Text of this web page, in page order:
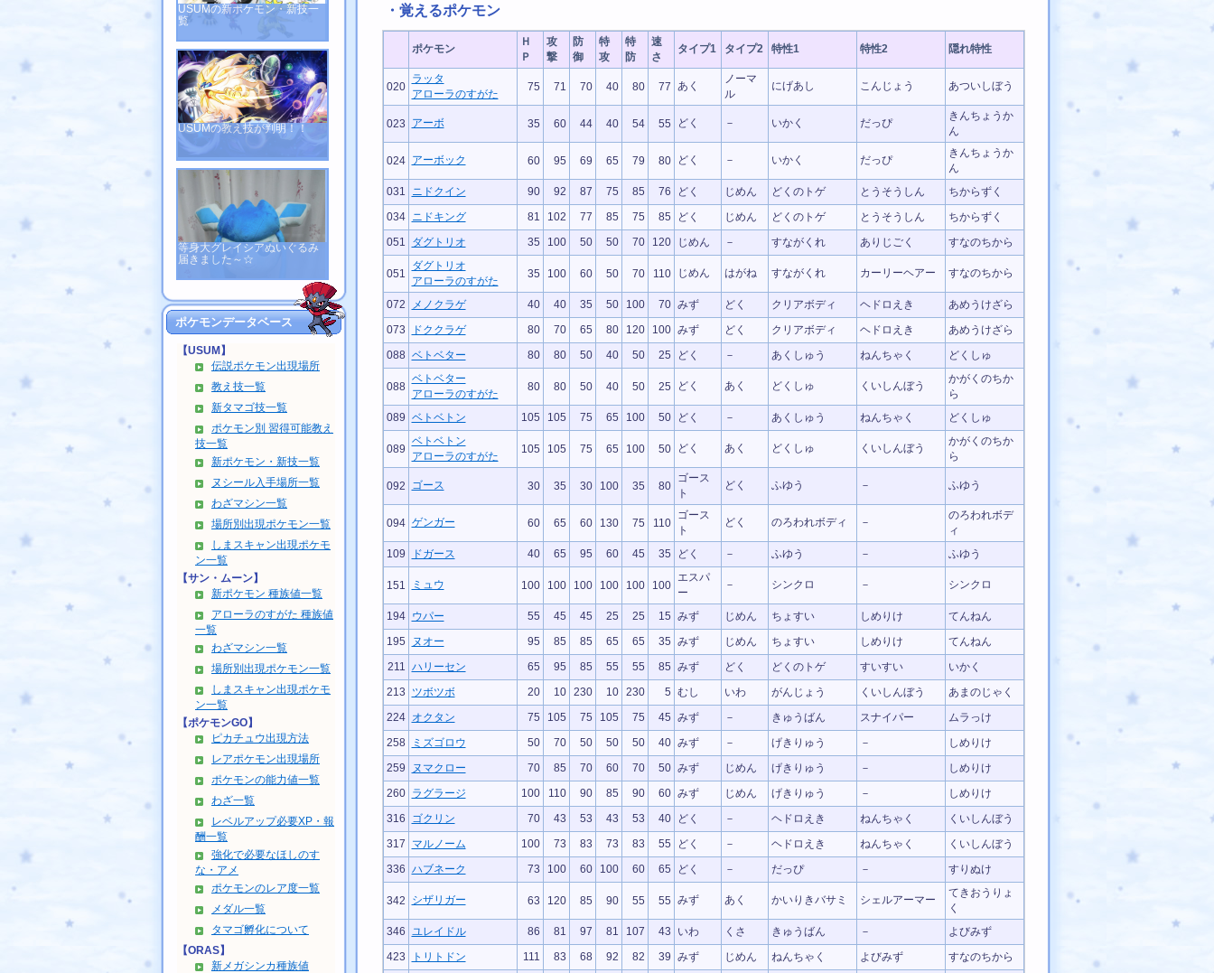
USUMの新ポケモン・新技一
覧
USUMの教え技が判明！！
等身大グレイシアぬいぐるみ
届きました～☆
ポケモンデータベース
【USUM】
伝説ポケモン出現場所
教え技一覧
新タマゴ技一覧
ポケモン別 習得可能教え
技一覧
新ポケモン・新技一覧
ヌシール入手場所一覧
わざマシン一覧
場所別出現ポケモン一覧
しまスキャン出現ポケモ
ン一覧
【サン・ムーン】
新ポケモン 種族値一覧
アローラのすがた 種族値
一覧
わざマシン一覧
場所別出現ポケモン一覧
しまスキャン出現ポケモ
ン一覧
【ポケモンGO】
ピカチュウ出現方法
レアポケモン出現場所
ポケモンの能力値一覧
わざ一覧
レベルアップ必要XP・報
酬一覧
強化で必要なほしのす
な・アメ
ポケモンのレア度一覧
メダル一覧
タマゴ孵化について
【ORAS】
新メガシンカ種族値
・覚えるポケモン
ポケモン
Ｈ
Ｐ
攻
撃
防
御
特
攻
特
防
速
さ
タイプ1 タイプ2 特性1 特性2 隠れ特性
020
ラッタ
アローラのすがた
75 71 70 40 80 77 あく
ノーマ
ル
にげあし こんじょう あついしぼう
023 アーボ 35 60 44 40 54 55 どく － いかく だっぴ
きんちょうか
ん
024 アーボック 60 95 69 65 79 80 どく － いかく だっぴ
きんちょうか
ん
031
ニドクイン 90 92 87 75 85 76 どく じめん どくのトゲ とうそうしん
ちからずく
034
ニドキング 81 102 77 85 75 85 どく じめん どくのトゲ とうそうしん
ちからずく
051
ダグトリオ 35 100 50 50 70 120 じめん － すながくれ ありじごく すなのちから
051
ダグトリオ
アローラのすがた
35 100 60 50 70 110 じめん はがね すながくれ カーリーヘアー すなのちから
072 メノクラゲ 40 40 35 50 100 70 みず どく クリアボディ ヘドロえき
あめうけざら
073
ドククラゲ 80 70 65 80 120 100 みず どく クリアボディ ヘドロえき
あめうけざら
088 ベトベター 80 80 50 40 50 25 どく － あくしゅう ねんちゃく どくしゅ
088
ベトベター
アローラのすがた
80 80 50 40 50 25 どく あく どくしゅ くいしんぼう
かがくのちか
ら
089 ベトベトン 105 105 75 65 100 50 どく － あくしゅう ねんちゃく どくしゅ
089
ベトベトン
アローラのすがた
105 105 75 65 100 50 どく あく どくしゅ くいしんぼう
かがくのちか
ら
092 ゴース 30 35 30 100 35 80
ゴース
ト
どく ふゆう － ふゆう
094 ゲンガー 60 65 60 130 75 110
ゴース
ト
どく のろわれボディ －
のろわれボデ
ィ
109
ドガース 40 65 95 60 45 35 どく － ふゆう － ふゆう
151 ミュウ 100 100 100 100 100 100
エスパ
ー
－ シンクロ － シンクロ
194 ウパー 55 45 45 25 25 15 みず じめん ちょすい しめりけ
てんねん
195
ヌオー 95 85 85 65 65 35 みず じめん ちょすい しめりけ
てんねん
211 ハリーセン 65 95 85 55 55 85 みず どく どくのトゲ すいすい
いかく
213
ツボツボ 20 10 230 10 230 5 むし いわ がんじょう くいしんぼう
あまのじゃく
224
オクタン 75 105 75 105 75 45 みず － きゅうばん スナイパー
ムラっけ
258
ミズゴロウ 50 70 50 50 50 40 みず － げきりゅう －
しめりけ
259
ヌマクロー 70 85 70 60 70 50 みず じめん げきりゅう －
しめりけ
260
ラグラージ 100 110 90 85 90 60 みず じめん げきりゅう －
しめりけ
316
ゴクリン 70 43 53 43 53 40 どく － ヘドロえき ねんちゃく
くいしんぼう
317
マルノーム 100 73 83 73 83 55 どく － ヘドロえき ねんちゃく
くいしんぼう
336 ハブネーク 73 100 60 100 60 65 どく － だっぴ － すりぬけ
342 シザリガー 63 120 85 90 55 55 みず あく かいりきバサミ シェルアーマー
てきおうりょ
く
346 ユレイドル 86 81 97 81 107 43 いわ くさ きゅうばん －
よびみず
423
トリトドン 111 83 68 92 82 39 みず じめん ねんちゃく よびみず すなのちから